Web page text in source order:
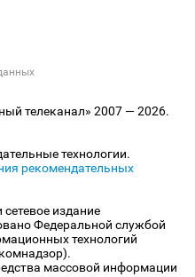
телеканал» 2007 — 2026.
технологии.
рекомендательных
издание
Федеральной службой
технологий
массовой информации